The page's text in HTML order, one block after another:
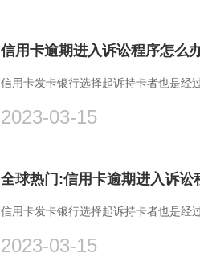
信用卡发卡银行选择起诉持卡者也是经
2023-03-15
全球热门:信用卡逾期进入诉
信用卡发卡银行选择起诉持卡者也是经
2023-03-15